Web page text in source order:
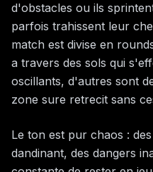
d'obstacles ou ils
parfois trahissent leur
match est divise en
a travers des sols qui
oscillants, d'autres sont
zone sure retrecit sans
Le ton est pur chaos :
dandinant, des dangers